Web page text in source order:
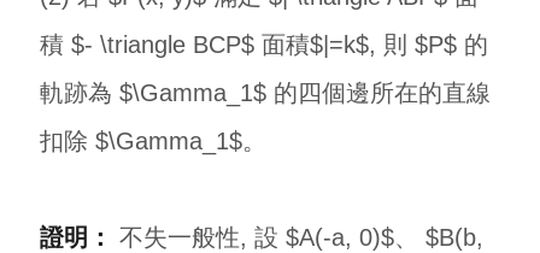
積 $- \triangle BCP$ 面積$|=k$, 則 $P$ 的
軌跡為 $\Gamma_1$ 的四個邊所在的直線
扣除 $\Gamma_1$。
證明： 不失一般性, 設 $A(-a, 0)$、 $B(b,